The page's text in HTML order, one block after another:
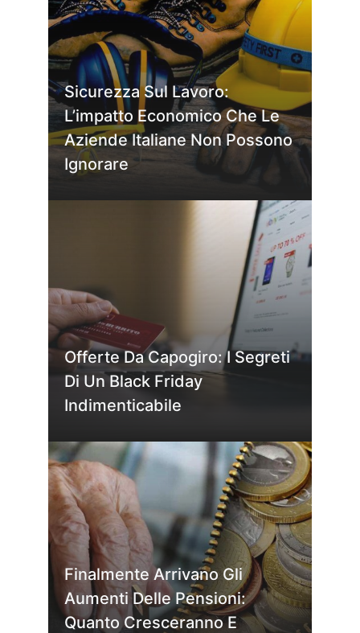
Sicurezza Sul Lavoro:
L’impatto Economico Che Le
Aziende Italiane Non Possono
Ignorare
Offerte Da Capogiro: I Segreti
Di Un Black Friday
Indimenticabile
Finalmente Arrivano Gli
Aumenti Delle Pensioni:
Quanto Cresceranno E